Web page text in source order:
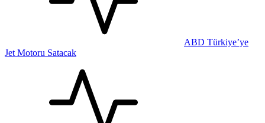
ABD Türkiye’ye
Jet Motoru Satacak